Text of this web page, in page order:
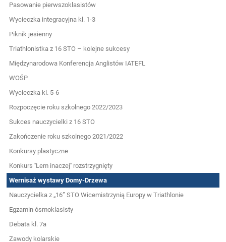
Pasowanie pierwszoklasistów
Wycieczka integracyjna kl. 1-3
Piknik jesienny
Triathlonistka z 16 STO – kolejne sukcesy
Międzynarodowa Konferencja Anglistów IATEFL
WOŚP
Wycieczka kl. 5-6
Rozpoczęcie roku szkolnego 2022/2023
Sukces nauczycielki z 16 STO
Zakończenie roku szkolnego 2021/2022
Konkursy plastyczne
Konkurs ''Lem inaczej'' rozstrzygnięty
Wernisaż wystawy Domy-Drzewa
Nauczycielka z „16” STO Wicemistrzynią Europy w Triathlonie
Egzamin ósmoklasisty
Debata kl. 7a
Zawody kolarskie